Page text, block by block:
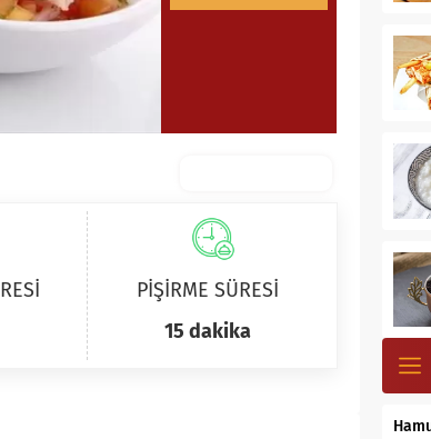
PİŞİRME SÜRESİ
15 dakika